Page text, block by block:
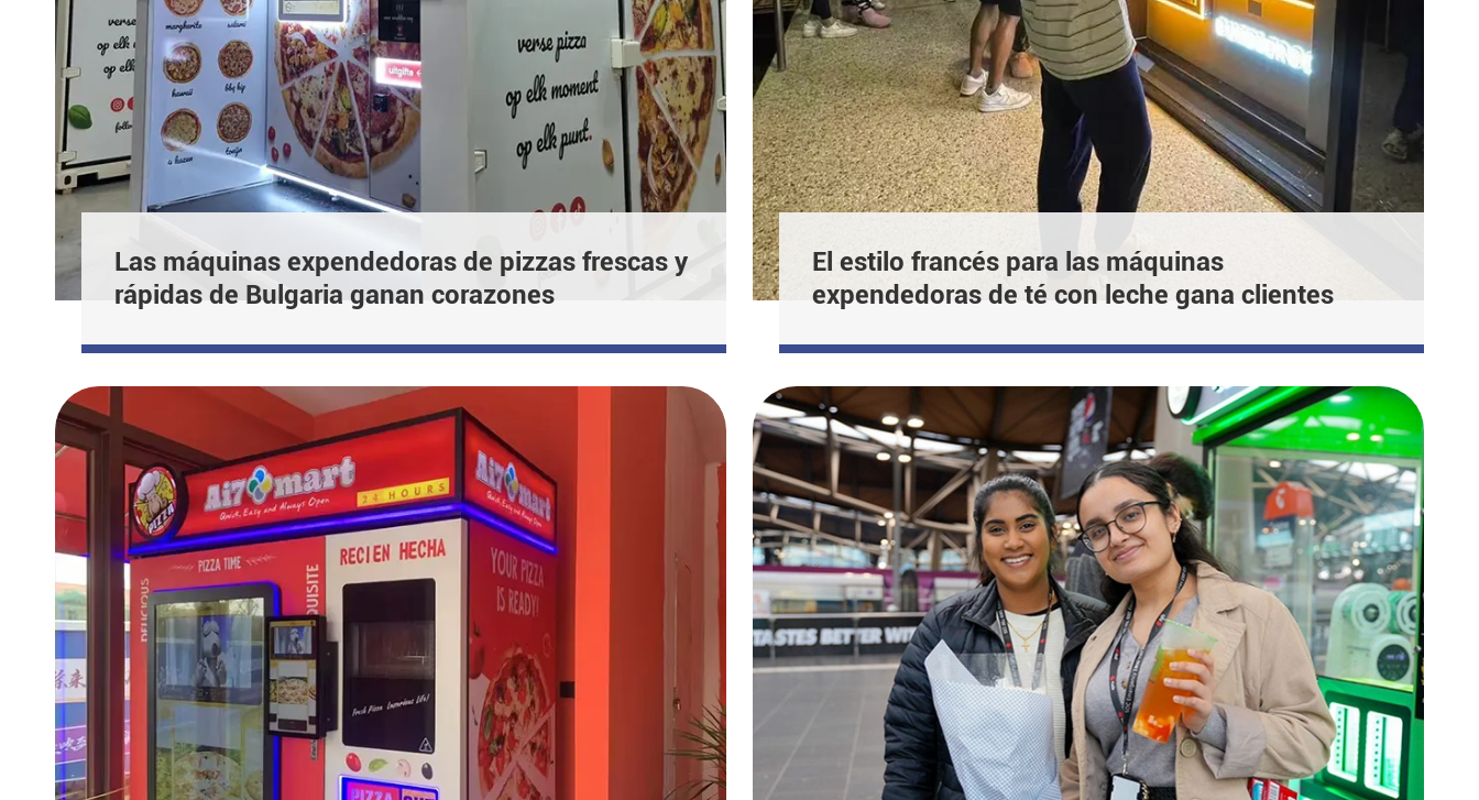
Las máquinas expendedoras de pizzas frescas y
rápidas de Bulgaria ganan corazones
El estilo francés para las máquinas
expendedoras de té con leche gana clientes